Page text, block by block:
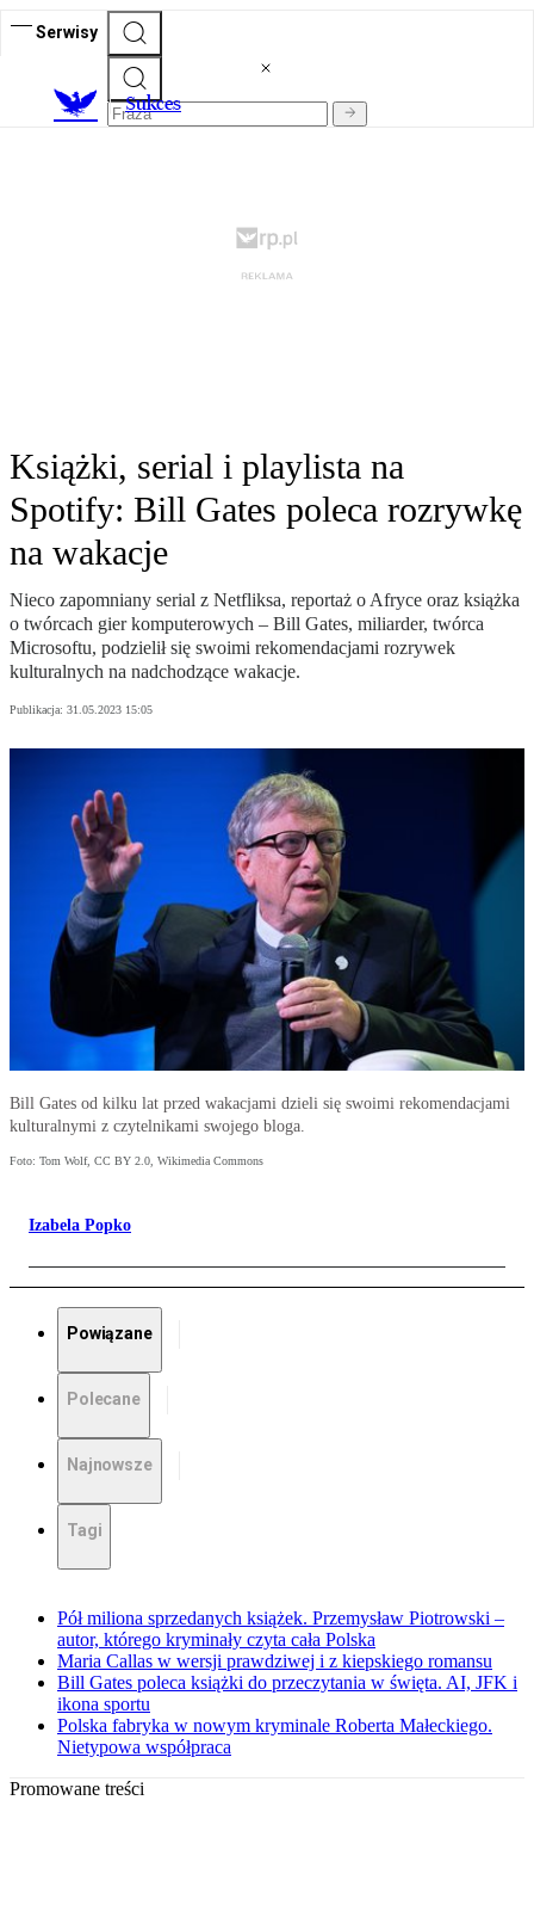
Serwisy
Sukces
Książki, serial i playlista na
Spotify: Bill Gates poleca rozrywkę
na wakacje
Nieco zapomniany serial z Netfliksa, reportaż o Afryce oraz książka
o twórcach gier komputerowych – Bill Gates, miliarder, twórca
Microsoftu, podzielił się swoimi rekomendacjami rozrywek
kulturalnych na nadchodzące wakacje.
Publikacja: 31.05.2023 15:05
Bill Gates od kilku lat przed wakacjami dzieli się swoimi rekomendacjami
kulturalnymi z czytelnikami swojego bloga.
Foto: Tom Wolf, CC BY 2.0, Wikimedia Commons
Izabela Popko
Powiązane
Polecane
Najnowsze
Tagi
Pół miliona sprzedanych książek. Przemysław Piotrowski –
autor, którego kryminały czyta cała Polska
Maria Callas w wersji prawdziwej i z kiepskiego romansu
Bill Gates poleca książki do przeczytania w święta. AI, JFK i
ikona sportu
Polska fabryka w nowym kryminale Roberta Małeckiego.
Nietypowa współpraca
Promowane treści